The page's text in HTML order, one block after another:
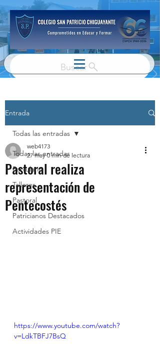
Buscar
Entrada
Todas las entradas
Parvulario
Talleres
Pastoral
Patricianos Destacados
Actividades PIE
Todas las entradas
Pastoral realiza
representación de
Pentecostés
web4173
27 may 0 min de lectura
https://www.youtube.com/watch?
v=LdkTBFJ7BsQ